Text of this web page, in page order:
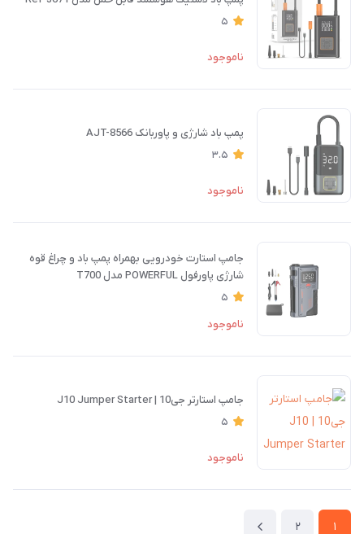
5
ناموجود
پمپ باد شارژی و پاوربانک AJT-8566
3.5
ناموجود
جامپ استارت خودرویی بهمراه پمپ باد و چراغ قوه
شارژی پاورفول POWERFUL مدل T700
5
ناموجود
جامپ استارتر جی10 | J10 Jumper Starter
5
ناموجود
1
2